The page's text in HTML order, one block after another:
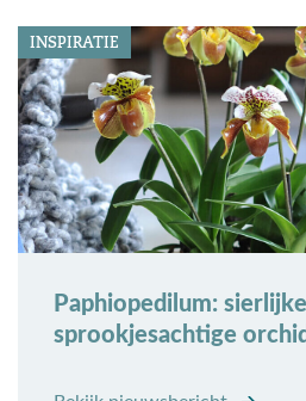
INSPIRATIE
Paphiopedilum:
sprookjesachtige